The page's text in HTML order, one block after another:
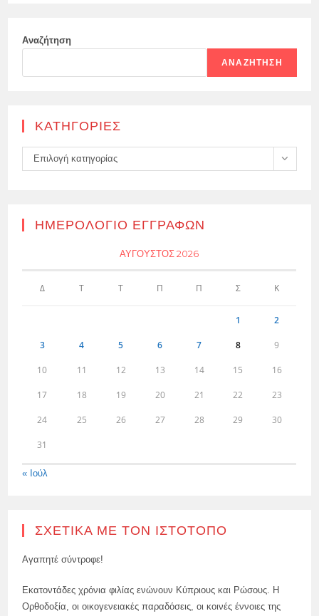
Αναζήτηση
ΑΝΑΖΉΤΗΣΗ
KΑΤΗΓΟΡΊΕΣ
Kατηγορίες
Επιλογή κατηγορίας
ΗΜΕΡΟΛΌΓΙΟ ΕΓΓΡΑΦΏΝ
ΑΎΓΟΥΣΤΟΣ 2026
Δ Τ Τ Π Π Σ Κ
1 2
3 4 5 6 7 8 9
10 11 12 13 14 15 16
17 18 19 20 21 22 23
24 25 26 27 28 29 30
31
« Ιούλ
ΣΧΕΤΙΚΆ ΜΕ ΤΟΝ ΙΣΤΌΤΟΠΟ
Αγαπητέ σύντροφε!
Εκατοντάδες χρόνια φιλίας ενώνουν Κύπριους και Ρώσους. Η
Ορθοδοξία, οι οικογενειακές παραδόσεις, οι κοινές έννοιες της